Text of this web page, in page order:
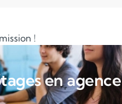
!
en agence